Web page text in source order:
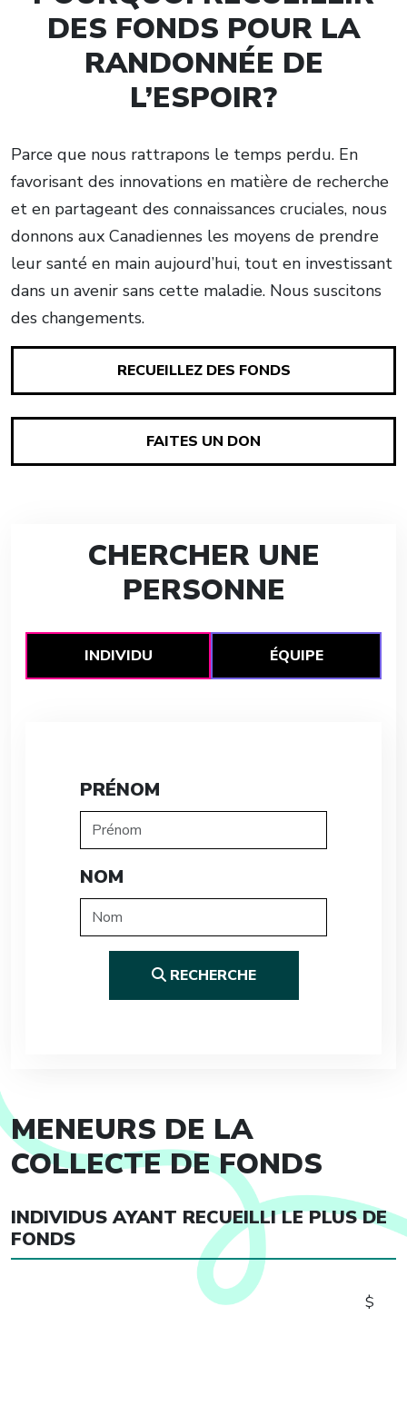
DES FONDS POUR LA
RANDONNÉE DE
L’ESPOIR?
Parce que nous rattrapons le temps perdu. En
favorisant des innovations en matière de recherche
et en partageant des connaissances cruciales, nous
donnons aux Canadiennes les moyens de prendre
leur santé en main aujourd’hui, tout en investissant
dans un avenir sans cette maladie. Nous suscitons
des changements.
RECUEILLEZ DES FONDS
FAITES UN DON
CHERCHER UNE
PERSONNE
INDIVIDU ÉQUIPE
PRÉNOM
NOM
RECHERCHE
MENEURS DE LA
COLLECTE DE FONDS
INDIVIDUS AYANT RECUEILLI LE PLUS DE
FONDS
$